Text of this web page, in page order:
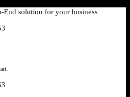
End solution for your business